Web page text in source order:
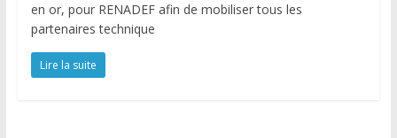
en or, pour RENADEF afin de mobiliser tous les
partenaires technique
Lire la suite